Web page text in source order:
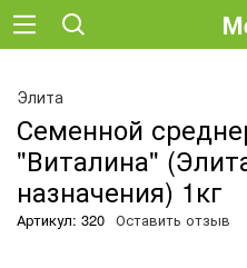
Элита
Семенной
"Виталина"
назначения) 1кг
Артикул: 320 Оставить отзыв